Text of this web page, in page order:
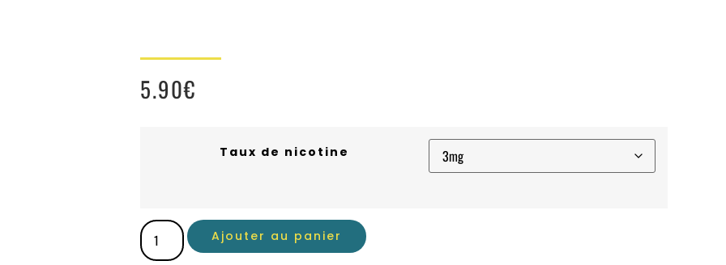
5.90€
Taux de nicotine
Ajouter au panier